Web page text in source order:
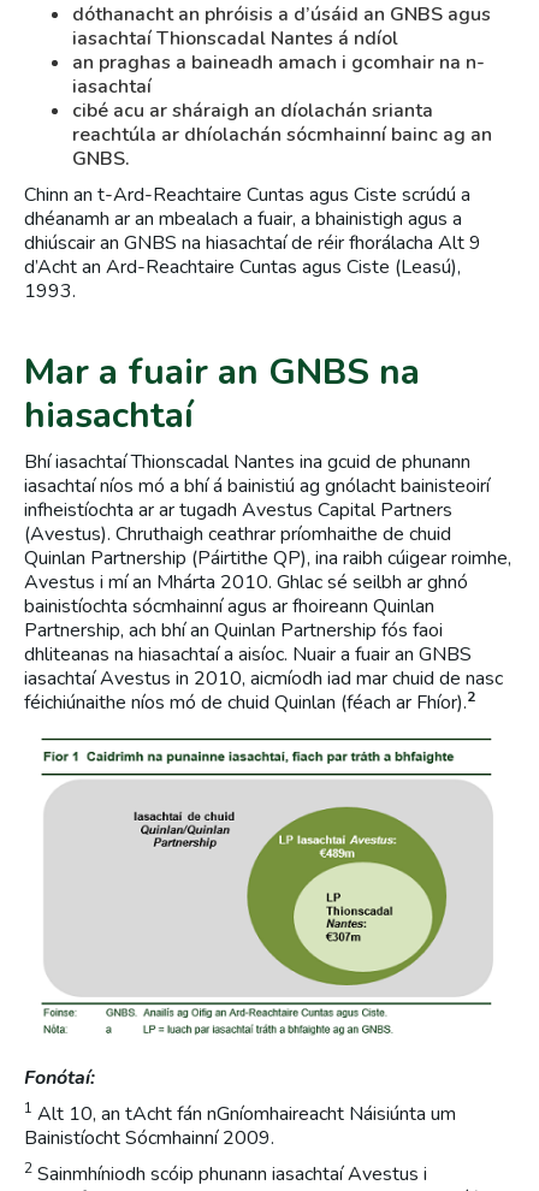
dóthanacht an phróisis a d’úsáid an GNBS agus
iasachtaí Thionscadal Nantes á ndíol
an praghas a baineadh amach i gcomhair na n-
iasachtaí
cibé acu ar sháraigh an díolachán srianta
reachtúla ar dhíolachán sócmhainní bainc ag an
GNBS.
Chinn an t-Ard-Reachtaire Cuntas agus Ciste scrúdú a
dhéanamh ar an mbealach a fuair, a bhainistigh agus a
dhiúscair an GNBS na hiasachtaí de réir fhorálacha Alt 9
d’Acht an Ard-Reachtaire Cuntas agus Ciste (Leasú),
1993.
Mar a fuair an GNBS na
hiasachtaí
Bhí iasachtaí Thionscadal Nantes ina gcuid de phunann
iasachtaí níos mó a bhí á bainistiú ag gnólacht bainisteoirí
infheistíochta ar ar tugadh Avestus Capital Partners
(Avestus). Chruthaigh ceathrar príomhaithe de chuid
Quinlan Partnership (Páirtithe QP), ina raibh cúigear roimhe,
Avestus i mí an Mhárta 2010. Ghlac sé seilbh ar ghnó
bainistíochta sócmhainní agus ar fhoireann Quinlan
Partnership, ach bhí an Quinlan Partnership fós faoi
dhliteanas na hiasachtaí a aisíoc. Nuair a fuair an GNBS
iasachtaí Avestus in 2010, aicmíodh iad mar chuid de nasc
féichiúnaithe níos mó de chuid Quinlan (féach ar Fhíor).2
Fonótaí:
1 Alt 10, an tAcht fán nGníomhaireacht Náisiúnta um
Bainistíocht Sócmhainní 2009.
2 Sainmhíniodh scóip phunann iasachtaí Avestus i